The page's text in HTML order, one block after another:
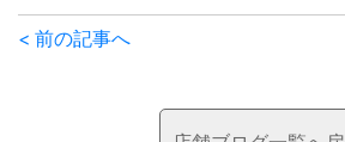
前
< 前の記事へ